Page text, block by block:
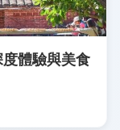
體驗與美食